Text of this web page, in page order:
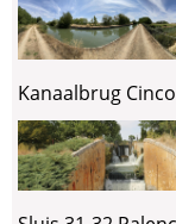
Kanaalbrug